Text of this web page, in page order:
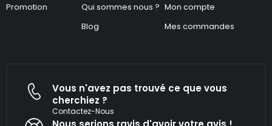
Promotion
Qui sommes nous ?
Blog
Mon compte
Mes commandes
Vous n'avez pas trouvé ce que vous
cherchiez ?
Contactez-Nous